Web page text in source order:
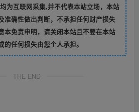
为互联网采集,并不代表本站立场，本站
准确性做出判断，不承担任何财产损失
本免责申明，请关闭本站且不要在本站
任何损失由您个人承担。
THE END